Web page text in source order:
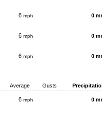
6 mph 0
6 mph 0
6 mph 0
Average Gusts
6 mph 0